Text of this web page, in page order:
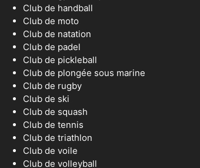
Club de handball
Club de moto
Club de natation
Club de padel
Club de pickleball
Club de plongée sous marine
Club de rugby
Club de ski
Club de squash
Club de tennis
Club de triathlon
Club de voile
Club de volleyball